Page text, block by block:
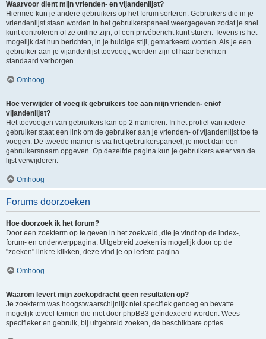
Waarvoor dient mijn vrienden- en vijandenlijst?
Hiermee kun je andere gebruikers op het forum sorteren. Gebruikers die in je
vriendenlijst staan worden in het gebruikerspaneel weergegeven zodat je snel
kunt controleren of ze online zijn, of een privébericht kunt sturen. Tevens is het
mogelijk dat hun berichten, in je huidige stijl, gemarkeerd worden. Als je een
gebruiker aan je vijandenlijst toevoegt, worden zijn of haar berichten
standaard verborgen.
Omhoog
Hoe verwijder of voeg ik gebruikers toe aan mijn vrienden- en/of
vijandenlijst?
Het toevoegen van gebruikers kan op 2 manieren. In het profiel van iedere
gebruiker staat een link om de gebruiker aan je vrienden- of vijandenlijst toe te
voegen. De tweede manier is via het gebruikerspaneel, je moet dan een
gebruikersnaam opgeven. Op dezelfde pagina kun je gebruikers weer van de
lijst verwijderen.
Omhoog
Forums doorzoeken
Hoe doorzoek ik het forum?
Door een zoekterm op te geven in het zoekveld, die je vindt op de index-,
forum- en onderwerppagina. Uitgebreid zoeken is mogelijk door op de
"zoeken" link te klikken, deze vind je op iedere pagina.
Omhoog
Waarom levert mijn zoekopdracht geen resultaten op?
Je zoekterm was hoogstwaarschijnlijk niet specifiek genoeg en bevatte
mogelijk teveel termen die niet door phpBB3 geïndexeerd worden. Wees
specifieker en gebruik, bij uitgebreid zoeken, de beschikbare opties.